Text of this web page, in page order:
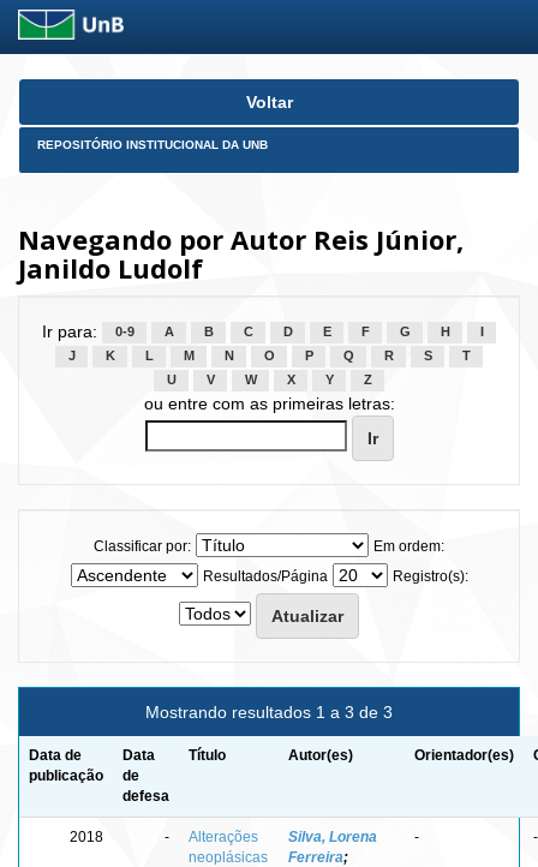
Skip
Voltar
REPOSITÓRIO INSTITUCIONAL DA UNB
Navegando por Autor Reis Júnior,
Janildo Ludolf
Ir para: 0-9 A B C D E F G H
J
K L M N O P Q R S
T
U
V W X Y Z
ou entre com as primeiras letras:
Classificar por:
Em ordem:
Resultados/Página
Registro(s):
Mostrando resultados 1 a 3 de 3
Data de
publicação
Data
de
defesa
Título Autor(es) Orientador(es)
2018 -
Alterações
neoplásicas
Silva, Lorena
Ferreira;
- -